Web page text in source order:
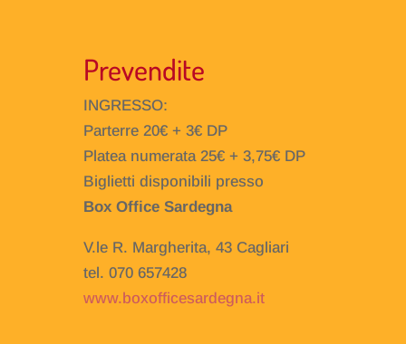
Prevendite
INGRESSO:
Parterre 20€ + 3€ DP
Platea numerata 25€ + 3,75€ DP
Biglietti disponibili presso
Box Office Sardegna
V.le R. Margherita, 43 Cagliari
tel. 070 657428
www.boxofficesardegna.it